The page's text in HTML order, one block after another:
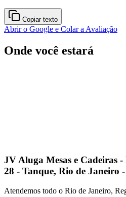
Copiar texto
Abrir o Google e Colar a Avaliação
Onde você estará
JV Aluga Mesas e Cadeiras
28 - Tanque, Rio de Janeiro
Atendemos todo o Rio de Janeiro,